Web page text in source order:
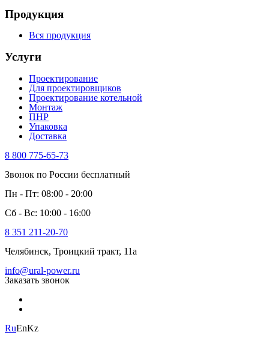
Продукция
Вся продукция
Услуги
Проектирование
Для проектировщиков
Проектирование котельной
Монтаж
ПНР
Упаковка
Доставка
8 800 775-65-73
Звонок по России бесплатный
Пн - Пт: 08:00 - 20:00
Сб - Вс: 10:00 - 16:00
8 351 211-20-70
Челябинск, Троицкий тракт, 11а
info@ural-power.ru
Заказать звонок
RuEnKz